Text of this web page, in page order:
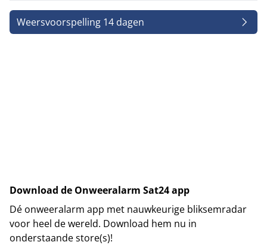
Weersvoorspelling 14 dagen
Download de Onweeralarm Sat24 app
Dé onweeralarm app met nauwkeurige bliksemradar
voor heel de wereld. Download hem nu in
onderstaande store(s)!